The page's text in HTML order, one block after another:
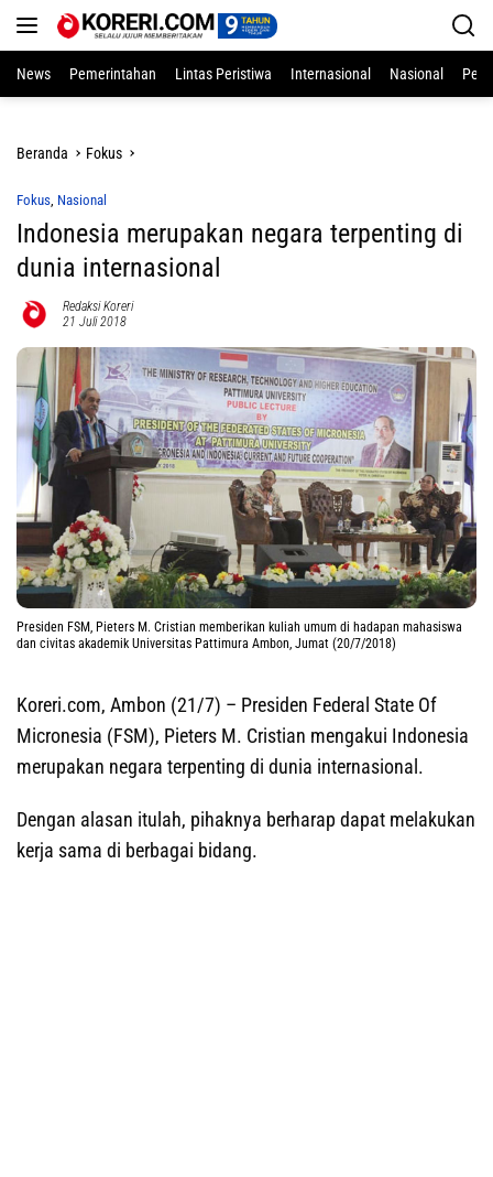
News
Pemerintahan Lintas Peristiwa Internasional Nasional
Beranda Fokus
Fokus, Nasional
Indonesia merupakan negara terpenting di
dunia internasional
Redaksi Koreri
21 Juli 2018
Presiden FSM, Pieters M. Cristian memberikan kuliah umum di hadapan mahasiswa
dan civitas akademik Universitas Pattimura Ambon, Jumat (20/7/2018)
Koreri.com, Ambon (21/7) – Presiden Federal State Of
Micronesia (FSM), Pieters M. Cristian mengakui Indonesia
merupakan negara terpenting di dunia internasional.
Dengan alasan itulah, pihaknya berharap dapat melakukan
kerja sama di berbagai bidang.